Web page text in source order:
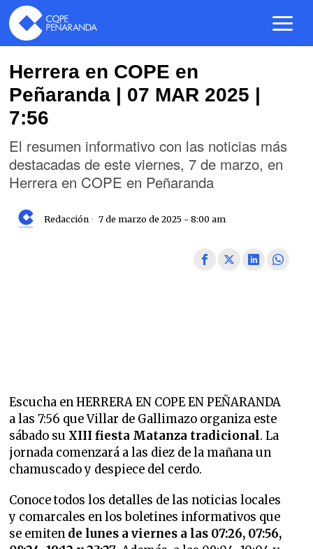
Herrera en COPE en
Peñaranda | 07 MAR 2025 |
7:56
El resumen informativo con las noticias más
destacadas de este viernes, 7 de marzo, en
Herrera en COPE en Peñaranda
Redacción 7 de marzo de 2025 - 8:00 am
Escucha en HERRERA EN COPE EN PEÑARANDA
a las 7:56 que Villar de Gallimazo organiza este
sábado su XIII fiesta Matanza tradicional. La
jornada comenzará a las diez de la mañana un
chamuscado y despiece del cerdo.
Conoce todos los detalles de las noticias locales
y comarcales en los boletines informativos que
se emiten de lunes a viernes a las 07:26, 07:56,